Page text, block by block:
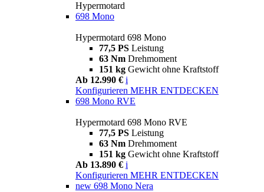
Hypermotard
698 Mono
Hypermotard 698 Mono
77,5 PS Leistung
63 Nm Drehmoment
151 kg Gewicht ohne Kraftstoff
Ab 12.990 € i
Konfigurieren MEHR ENTDECKEN
698 Mono RVE
Hypermotard 698 Mono RVE
77,5 PS Leistung
63 Nm Drehmoment
151 kg Gewicht ohne Kraftstoff
Ab 13.890 € i
Konfigurieren MEHR ENTDECKEN
new 698 Mono Nera